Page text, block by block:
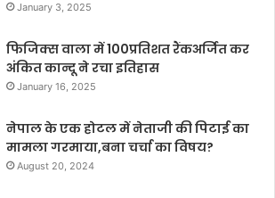
January 3, 2025
फिजिक्स वाला में 100प्रतिशत रैंकअर्जित कर
अंकित कान्दू ने रचा इतिहास
January 16, 2025
नेपाल के एक होटल में नेताजी की पिटाई का
मामला गरमाया,बना चर्चा का विषय?
August 20, 2024